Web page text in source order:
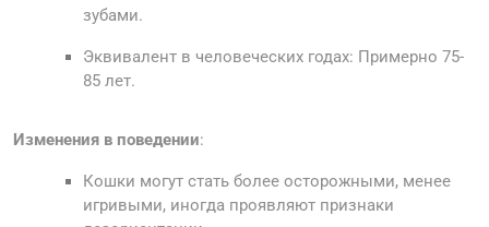
зубами.
Эквивалент в человеческих годах: Примерно 75-
85 лет.
Изменения в поведении:
Кошки могут стать более осторожными, менее
игривыми, иногда проявляют признаки